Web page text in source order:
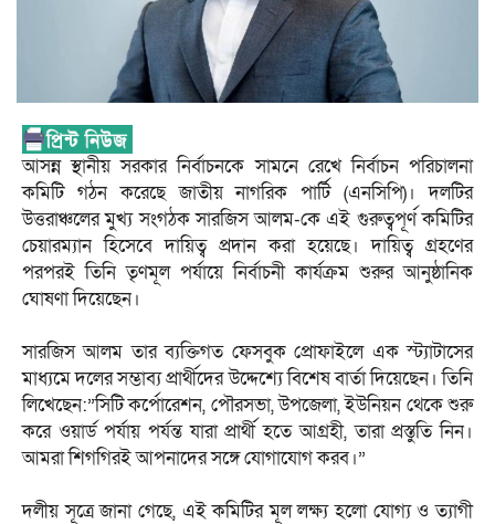
​আসন্ন স্থানীয় সরকার নির্বাচনকে সামনে রেখে নির্বাচন পরিচালনা
কমিটি গঠন করেছে জাতীয় নাগরিক পার্টি (এনসিপি)। দলটির
উত্তরাঞ্চলের মুখ্য সংগঠক সারজিস আলম-কে এই গুরুত্বপূর্ণ কমিটির
চেয়ারম্যান হিসেবে দায়িত্ব প্রদান করা হয়েছে। দায়িত্ব গ্রহণের
পরপরই তিনি তৃণমূল পর্যায়ে নির্বাচনী কার্যক্রম শুরুর আনুষ্ঠানিক
ঘোষণা দিয়েছেন।
​সারজিস আলম তার ব্যক্তিগত ফেসবুক প্রোফাইলে এক স্ট্যাটাসের
মাধ্যমে দলের সম্ভাব্য প্রার্থীদের উদ্দেশ্যে বিশেষ বার্তা দিয়েছেন। তিনি
লিখেছেন:”সিটি কর্পোরেশন, পৌরসভা, উপজেলা, ইউনিয়ন থেকে শুরু
করে ওয়ার্ড পর্যায় পর্যন্ত যারা প্রার্থী হতে আগ্রহী, তারা প্রস্তুতি নিন।
আমরা শিগগিরই আপনাদের সঙ্গে যোগাযোগ করব।”
​দলীয় সূত্রে জানা গেছে, এই কমিটির মূল লক্ষ্য হলো যোগ্য ও ত্যাগী